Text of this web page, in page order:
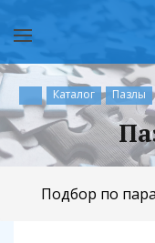
Каталог Пазлы
Подбор по